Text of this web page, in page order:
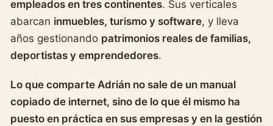
empleados en tres continentes. Sus verticales
abarcan inmuebles, turismo y software, y lleva
años gestionando patrimonios reales de familias,
deportistas y emprendedores.
Lo que comparte Adrián no sale de un manual
copiado de internet, sino de lo que él mismo ha
puesto en práctica en sus empresas y en la gestión